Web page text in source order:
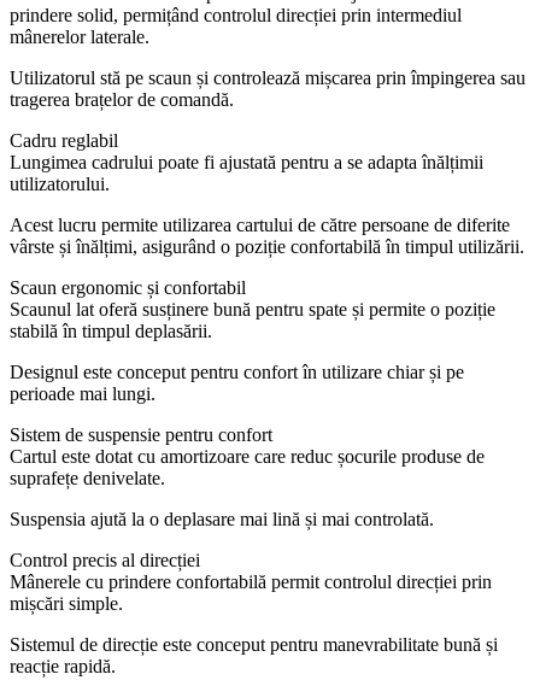
prindere solid, permițând controlul direcției prin intermediul
mânerelor laterale.
Utilizatorul stă pe scaun și controlează mișcarea prin împingerea sau
tragerea brațelor de comandă.
Cadru reglabil
Lungimea cadrului poate fi ajustată pentru a se adapta înălțimii
utilizatorului.
Acest lucru permite utilizarea cartului de către persoane de diferite
vârste și înălțimi, asigurând o poziție confortabilă în timpul utilizării.
Scaun ergonomic și confortabil
Scaunul lat oferă susținere bună pentru spate și permite o poziție
stabilă în timpul deplasării.
Designul este conceput pentru confort în utilizare chiar și pe
perioade mai lungi.
Sistem de suspensie pentru confort
Cartul este dotat cu amortizoare care reduc șocurile produse de
suprafețe denivelate.
Suspensia ajută la o deplasare mai lină și mai controlată.
Control precis al direcției
Mânerele cu prindere confortabilă permit controlul direcției prin
mișcări simple.
Sistemul de direcție este conceput pentru manevrabilitate bună și
reacție rapidă.